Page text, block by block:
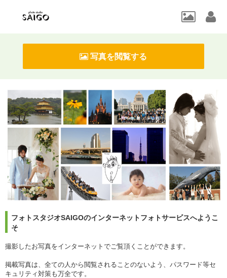
写真を閲覧する
フォトスタジオSAIGOのインターネットフォトサービスへようこ
そ
撮影したお写真をインターネットでご覧頂くことができます。
掲載写真は、全ての人から閲覧されることのないよう、パスワード等セ
キュリティ対策も万全です。